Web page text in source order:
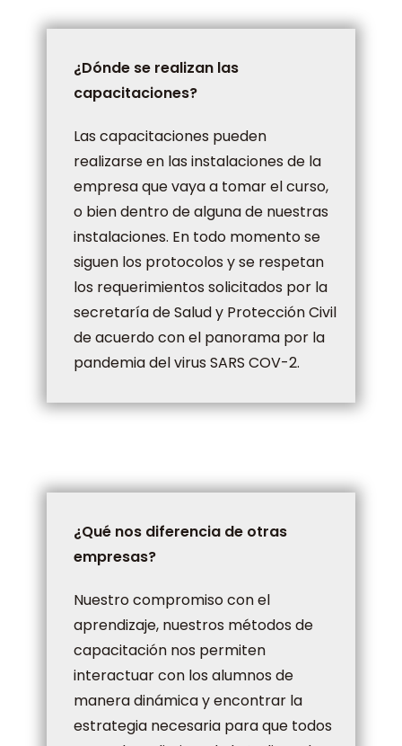
¿Dónde se realizan las
capacitaciones?
Las capacitaciones pueden
realizarse en las instalaciones de la
empresa que vaya a tomar el curso,
o bien dentro de alguna de nuestras
instalaciones. En todo momento se
siguen los protocolos y se respetan
los requerimientos solicitados por la
secretaría de Salud y Protección Civil
de acuerdo con el panorama por la
pandemia del virus SARS COV-2.
¿Qué nos diferencia de otras
empresas?
Nuestro compromiso con el
aprendizaje, nuestros métodos de
capacitación nos permiten
interactuar con los alumnos de
manera dinámica y encontrar la
estrategia necesaria para que todos